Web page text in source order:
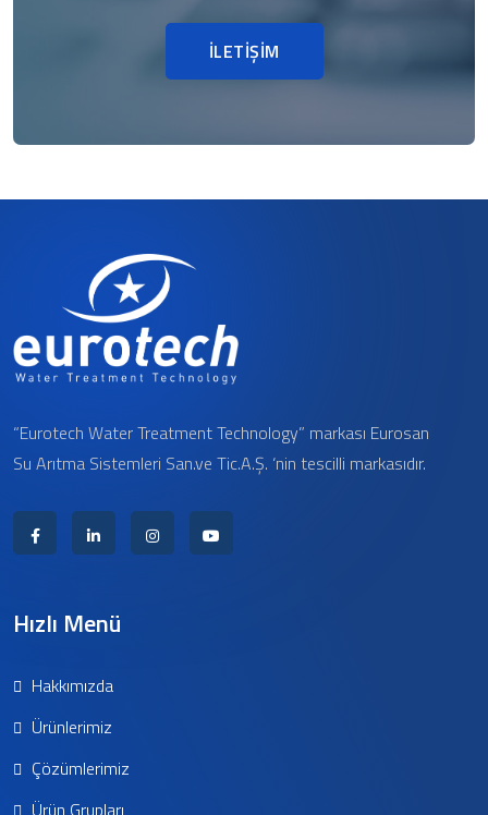
İLETİŞİM
“Eurotech Water Treatment Technology” markası Eurosan
Su Arıtma Sistemleri San.ve Tic.A.Ş. ‘nin tescilli markasıdır.
Hızlı Menü
Hakkımızda
Ürünlerimiz
Çözümlerimiz
Ürün Grupları